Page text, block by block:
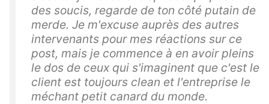
des soucis, regarde de ton côté putain de
merde. Je m'excuse auprès des autres
intervenants pour mes réactions sur ce
post, mais je commence à en avoir pleins
le dos de ceux qui s'imaginent que c'est le
client est toujours clean et l'entreprise le
méchant petit canard du monde.